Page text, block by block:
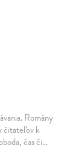
Romány
čitateľov k
čas či…